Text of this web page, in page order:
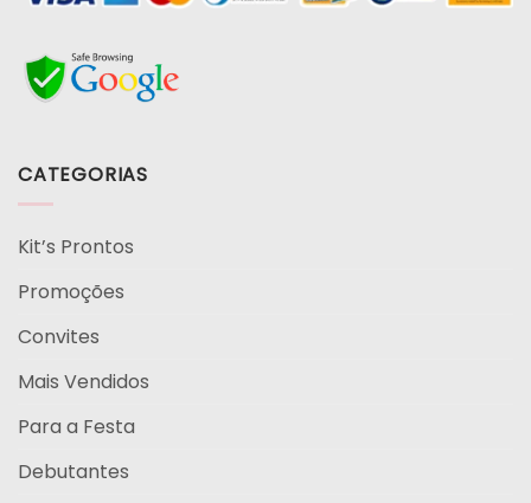
CATEGORIAS
Kit’s Prontos
Promoções
Convites
Mais Vendidos
Para a Festa
Debutantes